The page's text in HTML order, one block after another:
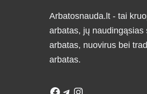
Arbatosnauda.lt - tai
arbatas, jų
arbatas, nuovirus bei
arbatas.